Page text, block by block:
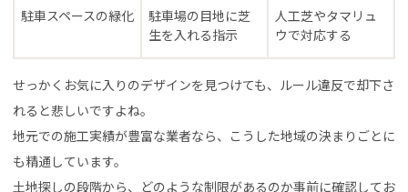
駐車スペースの緑化
駐車場の目地に芝
生を入れる指示
人工芝やタマリュ
ウで対応する
せっかくお気に入りのデザインを見つけても、ルール違反で却下さ
れると悲しいですよね。
地元での施工実績が豊富な業者なら、こうした地域の決まりごとに
も精通しています。
土地探しの段階から、どのような制限があるのか事前に確認してお